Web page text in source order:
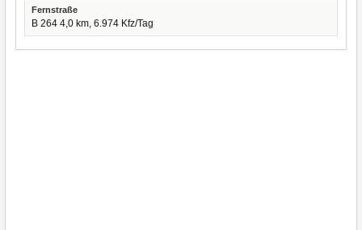
Fernstraße
B 264 4,0 km, 6.974 Kfz/Tag